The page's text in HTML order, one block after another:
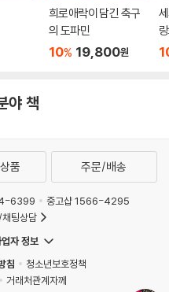
희로애락이 담긴 축구
의 도파민
10% 19,800원
야 책
품 주문/배송
6399
중고샵 1566-4295
팅상담
자 정보
침
청소년보호정책
거래처관계자께